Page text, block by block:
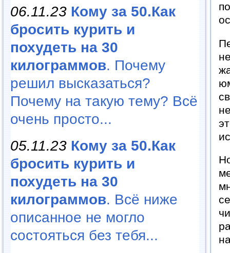
06.11.23 Кому за 50.Как
бросить курить и
похудеть на 30
килограммов. Почему
решил высказаться?
Почему на такую тему? Всё
очень просто...
05.11.23 Кому за 50.Как
бросить курить и
похудеть на 30
килограммов. Всё ниже
описанное не могло
состояться без тебя...